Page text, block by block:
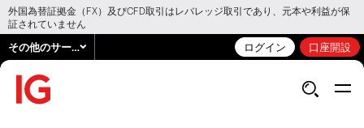
外国為替証拠金（FX）及びCFD取引はレバレッジ取引であり、元本や利益が保
証されていません
その他のサービス ログイン 口座開設